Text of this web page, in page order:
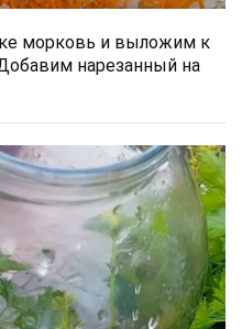
морковь и выложим к
нарезанный на